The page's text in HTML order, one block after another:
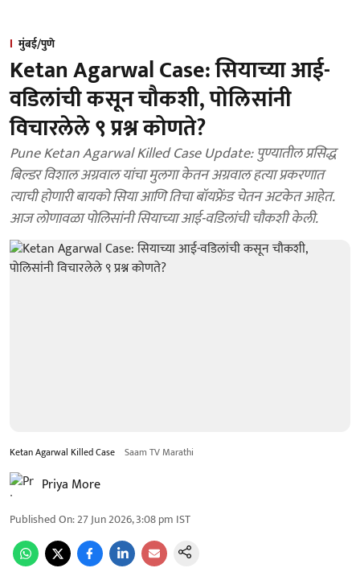
मुंबई/पुणे
Ketan Agarwal Case: सियाच्या आई-
वडिलांची कसून चौकशी, पोलिसांनी
विचारलेले ९ प्रश्न कोणते?
Pune Ketan Agarwal Killed Case Update: पुण्यातील प्रसिद्ध
बिल्डर विशाल अग्रवाल यांचा मुलगा केतन अग्रवाल हत्या प्रकरणात
त्याची होणारी बायको सिया आणि तिचा बॉयफ्रेंड चेतन अटकेत आहेत.
आज लोणावळा पोलिसांनी सियाच्या आई-वडिलांची चौकशी केली.
Ketan Agarwal Killed Case Saam TV Marathi
Priya More
Published On:27 Jun 2026, 3:08 pm IST